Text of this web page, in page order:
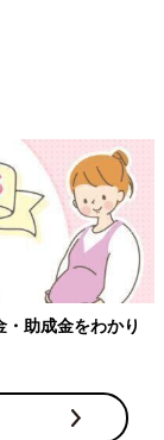
助成金をわかり